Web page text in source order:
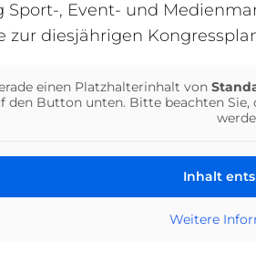
Sport-, Event- und
zur diesjährigen
einen Platzhalterinhalt von
den Button unten. Bitte beachten
Inhalt
Weitere